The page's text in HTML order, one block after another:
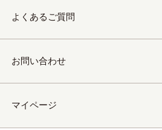
よくあるご質問
お問い合わせ
マイページ